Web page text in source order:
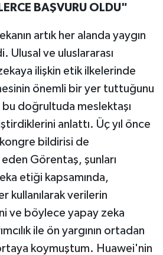
BAŞVURU OLDU"
artık her alanda yaygın
Ulusal ve uluslararası
ilişkin etik ilkelerinde
önemli bir yer tuttuğunu
doğrultuda meslektaşı
anlattı. Üç yıl önce
bildirisi de
eden Görentaş, şunları
etiği kapsamında,
kullanılarak verilerin
ve böylece yapay zeka
ile ön yargının ortadan
koymuştum. Huawei'nin